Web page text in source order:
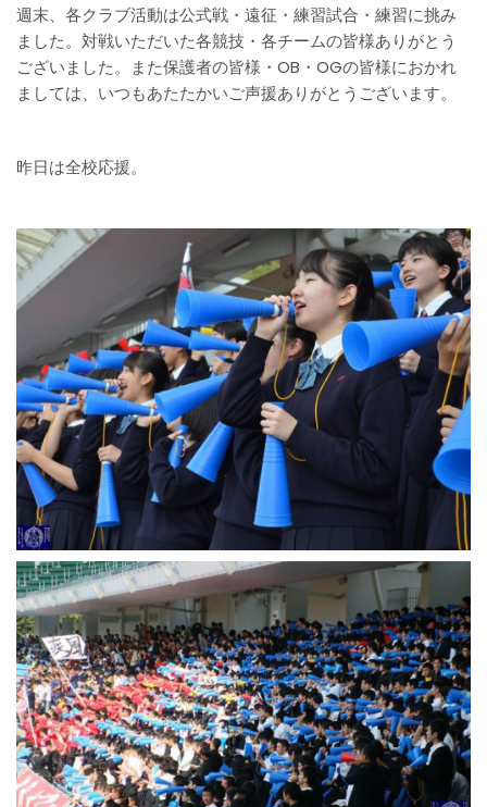
週末、各クラブ活動は公式戦・遠征・練習試合・練習に挑み
ました。対戦いただいた各競技・各チームの皆様ありがとう
ございました。また保護者の皆様・OB・OGの皆様におかれ
ましては、いつもあたたかいご声援ありがとうございます。
昨日は全校応援。